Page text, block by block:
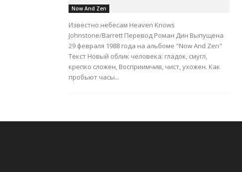
Now And Zen
Известно небесам Heaven Knows
Johnstone/Barrett Перевод Роман Дин Выпущена
29 февраля 1988 года на альбоме "Now And Zen"
Текст Новый облик человека: гладок, смугл,
крепко сложен, Восприимчив, чист, ухожен. Как
пробьют часы...